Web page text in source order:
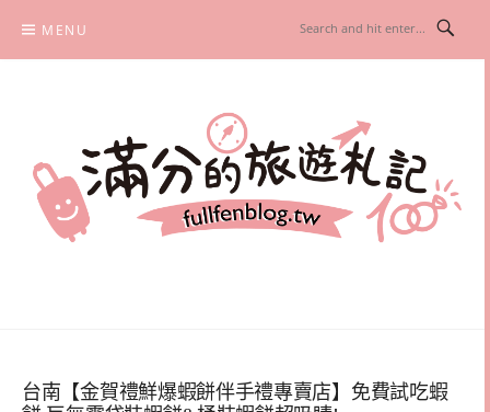
content
MENU
台南【金賀禮鮮爆蝦餅伴手禮專賣店】免費試吃蝦